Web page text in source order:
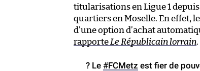
titularisations en Ligue 1
quartiers en Moselle. En effet,
d’une option d’achat
rapporte Le Républicain lorrain.
? Le #FCMetz est fier de